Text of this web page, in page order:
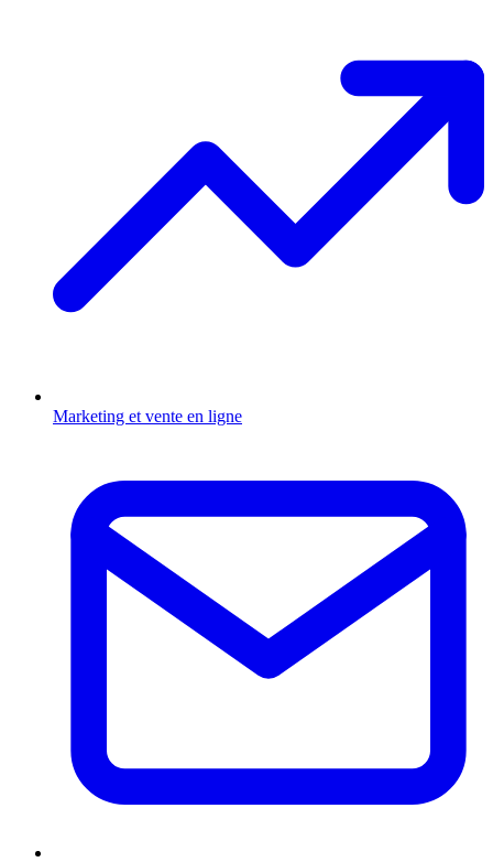
Marketing et vente en ligne